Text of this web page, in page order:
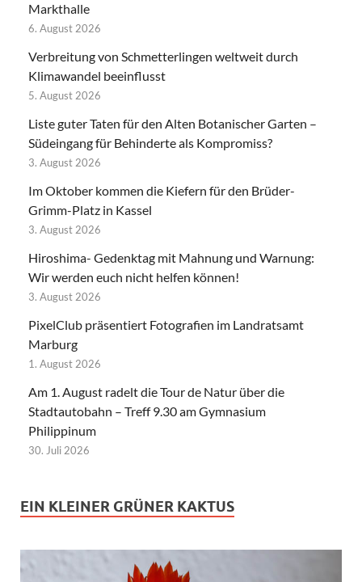
Markthalle
6. August 2026
Verbreitung von Schmetterlingen weltweit durch
Klimawandel beeinflusst
5. August 2026
Liste guter Taten für den Alten Botanischer Garten –
Südeingang für Behinderte als Kompromiss?
3. August 2026
Im Oktober kommen die Kiefern für den Brüder-
Grimm-Platz in Kassel
3. August 2026
Hiroshima- Gedenktag mit Mahnung und Warnung:
Wir werden euch nicht helfen können!
3. August 2026
PixelClub präsentiert Fotografien im Landratsamt
Marburg
1. August 2026
Am 1. August radelt die Tour de Natur über die
Stadtautobahn – Treff 9.30 am Gymnasium
Philippinum
30. Juli 2026
EIN KLEINER GRÜNER KAKTUS